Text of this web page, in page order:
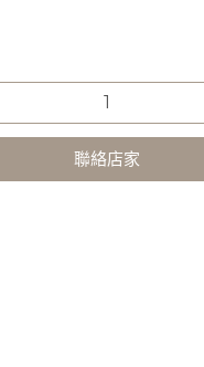
聯絡店家